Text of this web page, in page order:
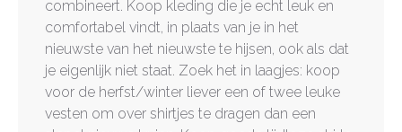
combineert. Koop kleding die je echt leuk en
comfortabel vindt, in plaats van je in het
nieuwste van het nieuwste te hijsen, ook als dat
je eigenlijk niet staat. Zoek het in laagjes: koop
voor de herfst/winter liever een of twee leuke
vesten om over shirtjes te dragen dan een